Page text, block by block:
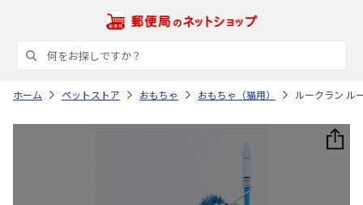
ホーム ペットストア おもちゃ おもちゃ（猫用） ルークラン ル